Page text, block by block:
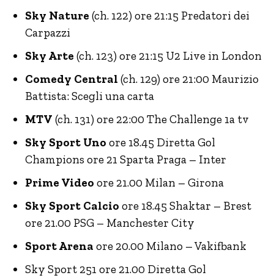
Sky Nature (ch. 122) ore 21:15 Predatori dei
Carpazzi
Sky Arte (ch. 123) ore 21:15 U2 Live in London
Comedy Central (ch. 129) ore 21:00 Maurizio
Battista: Scegli una carta
MTV (ch. 131) ore 22:00 The Challenge 1a tv
Sky Sport Uno ore 18.45 Diretta Gol
Champions ore 21 Sparta Praga – Inter
Prime Video ore 21.00 Milan – Girona
Sky Sport Calcio ore 18.45 Shaktar – Brest
ore 21.00 PSG – Manchester City
Sport Arena ore 20.00 Milano – Vakifbank
Sky Sport 251 ore 21.00 Diretta Gol